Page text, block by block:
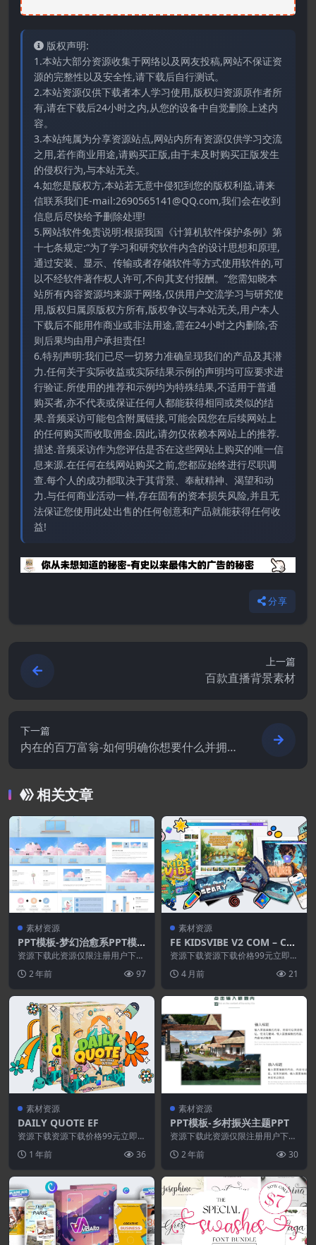
版权声明:
1.本站大部分资源收集于网络以及网友投稿,网站不保证资
源的完整性以及安全性,请下载后自行测试。
2.本站资源仅供下载者本人学习使用,版权归资源原作者所
有,请在下载后24小时之内,从您的设备中自觉删除上述内
容。
3.本站纯属为分享资源站点,网站内所有资源仅供学习交流
之用,若作商业用途,请购买正版,由于未及时购买正版发生
的侵权行为,与本站无关。
4.如您是版权方,本站若无意中侵犯到您的版权利益,请来
信联系我们E-mail:2690565141@QQ.com,我们会在收到
信息后尽快给予删除处理!
5.网站软件免责说明:根据我国《计算机软件保护条例》第
十七条规定:“为了学习和研究软件内含的设计思想和原理,
通过安装、显示、传输或者存储软件等方式使用软件的,可
以不经软件著作权人许可,不向其支付报酬。”您需知晓本
站所有内容资源均来源于网络,仅供用户交流学习与研究使
用,版权归属原版权方所有,版权争议与本站无关,用户本人
下载后不能用作商业或非法用途,需在24小时之内删除,否
则后果均由用户承担责任!
6.特别声明:我们已尽一切努力准确呈现我们的产品及其潜
力.任何关于实际收益或实际结果示例的声明均可应要求进
行验证.所使用的推荐和示例均为特殊结果,不适用于普通
购买者,亦不代表或保证任何人都能获得相同或类似的结
果.音频采访可能包含附属链接,可能会因您在后续网站上
的任何购买而收取佣金.因此,请勿仅依赖本网站上的推荐.
描述.音频采访作为您评估是否在这些网站上购买的唯一信
息来源.在任何在线网站购买之前,您都应始终进行尽职调
查.每个人的成功都取决于其背景、奉献精神、渴望和动
力.与任何商业活动一样,存在固有的资本损失风险,并且无
法保证您使用此处出售的任何创意和产品就能获得任何收
益!
分享
上一篇
百款直播背景素材
下一篇
内在的百万富翁-如何明确你想要什么并拥有
相关文章
素材资源
PPT模板-梦幻治愈系PPT模
板
资源下载此资源仅限注册用户下
保证所有资源永久更新资...
2 年前 97
素材资源
FE KIDSVIBE V2 COM – Cus
tomer Portal
资源下载资源下载价格99元立即购
源永久更新资源!一...
4 月前 21
素材资源
DAILY QUOTE EF
资源下载资源下载价格99元立即购
源永久更新资源!一...
1 年前 36
素材资源
PPT模板-乡村振兴主题PPT
资源下载此资源仅限注册用户下
保证所有资源永久更新资...
2 年前 30